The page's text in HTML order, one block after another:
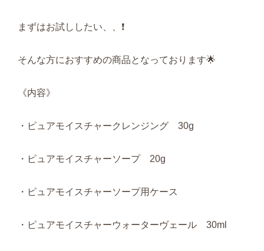
まずはお試ししたい、、❗
そんな方におすすめの商品となっております🌟
《内容》
・ピュアモイスチャークレンジング 30g
・ピュアモイスチャーソープ 20g
・ピュアモイスチャーソープ用ケース
・ピュアモイスチャーウォーターヴェール 30ml